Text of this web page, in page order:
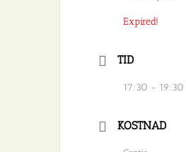
Expired!
TID
17:30 - 19:30
KOSTNAD